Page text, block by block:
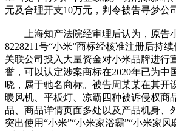
元及合理开支10万元，判令被告寻梦公
上海知产法院经审理后认为，原告
8228211号“小米”商标经核准注册后持
关联公司投入大量资金对小米品牌进行
誉，可以认定涉案商标在2020年已为中
晓，属于驰名商标。被告周某某在其开
暖风机、平板灯、凉霸四种被诉侵权商
品、商品详情页面多处以及产品机身、
突出使用“小米”“小米家浴霸”“小米家风